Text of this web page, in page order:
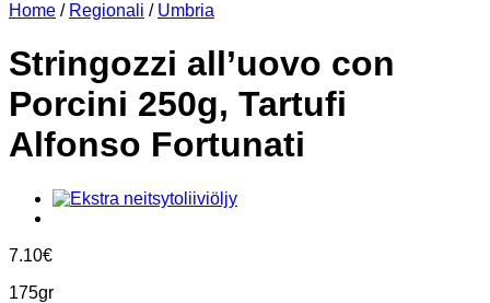
Home / Regionali / Umbria
Stringozzi all’uovo con
Porcini 250g, Tartufi
Alfonso Fortunati
7.10€
175gr